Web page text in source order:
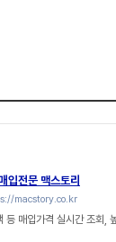
입전문 맥스토리
macstory.co.kr
등 매입가격 실시간 조회,